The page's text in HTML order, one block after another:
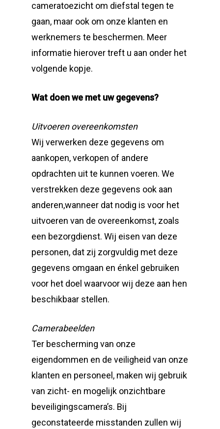
cameratoezicht om diefstal tegen te
gaan, maar ook om onze klanten en
werknemers te beschermen. Meer
informatie hierover treft u aan onder het
volgende kopje.
Wat doen we met uw gegevens?
Uitvoeren overeenkomsten
Wij verwerken deze gegevens om
aankopen, verkopen of andere
opdrachten uit te kunnen voeren. We
verstrekken deze gegevens ook aan
anderen,wanneer dat nodig is voor het
uitvoeren van de overeenkomst, zoals
een bezorgdienst. Wij eisen van deze
personen, dat zij zorgvuldig met deze
gegevens omgaan en énkel gebruiken
voor het doel waarvoor wij deze aan hen
beschikbaar stellen.
Camerabeelden
Ter bescherming van onze
eigendommen en de veiligheid van onze
klanten en personeel, maken wij gebruik
van zicht- en mogelijk onzichtbare
beveiligingscamera’s. Bij
geconstateerde misstanden zullen wij